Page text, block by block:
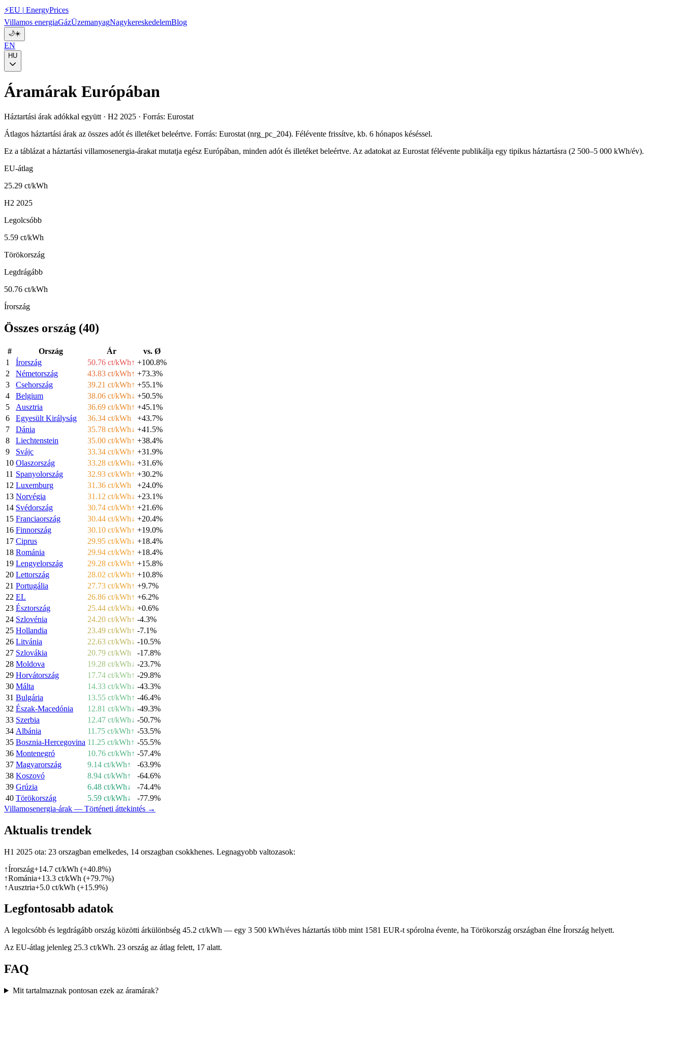
⚡EU | EnergyPrices
Villamos energiaGázÜzemanyagNagykereskedelemBlog
🌙☀️
EN
HU
Áramárak Európában
Háztartási árak adókkal együtt · H2 2025 · Forrás: Eurostat
Átlagos háztartási árak az összes adót és illetéket beleértve. Forrás: Eurostat (nrg_pc_204). Félévente frissítve, kb. 6 hónapos késéssel.
Ez a táblázat a háztartási villamosenergia-árakat mutatja egész Európában, minden adót és illetéket beleértve. Az adatokat az Eurostat félévente publikálja egy tipikus háztartásra (2 500–5 000 kWh/év).
EU-átlag
25.29 ct/kWh
H2 2025
Legolcsóbb
5.59 ct/kWh
Törökország
Legdrágább
50.76 ct/kWh
Írország
Összes ország (40)
# Ország Ár
vs. Ø
1
Írország 50.76 ct/kWh↑ +100.8%
2
Németország 43.83 ct/kWh↑ +73.3%
3
Csehország 39.21 ct/kWh↑ +55.1%
4
Belgium 38.06 ct/kWh↓ +50.5%
5
Ausztria 36.69 ct/kWh↑ +45.1%
6
Egyesült Királyság 36.34 ct/kWh
+43.7%
7
Dánia 35.78 ct/kWh↓ +41.5%
8
Liechtenstein 35.00 ct/kWh↑ +38.4%
9
Svájc 33.34 ct/kWh↑ +31.9%
10 Olaszország 33.28 ct/kWh↓ +31.6%
11 Spanyolország 32.93 ct/kWh↑ +30.2%
12 Luxemburg 31.36 ct/kWh
+24.0%
13 Norvégia 31.12 ct/kWh↓ +23.1%
14 Svédország 30.74 ct/kWh↑ +21.6%
15 Franciaország 30.44 ct/kWh↓ +20.4%
16 Finnország 30.10 ct/kWh↑ +19.0%
17 Ciprus 29.95 ct/kWh↓ +18.4%
18 Románia 29.94 ct/kWh↑ +18.4%
19 Lengyelország 29.28 ct/kWh↑ +15.8%
20 Lettország 28.02 ct/kWh↑ +10.8%
21 Portugália 27.73 ct/kWh↑ +9.7%
22 EL 26.86 ct/kWh↑ +6.2%
23 Észtország 25.44 ct/kWh↓ +0.6%
24 Szlovénia 24.20 ct/kWh↑ -4.3%
25 Hollandia 23.49 ct/kWh↑ -7.1%
26 Litvánia 22.63 ct/kWh↓ -10.5%
27 Szlovákia 20.79 ct/kWh
-17.8%
28 Moldova 19.28 ct/kWh↓ -23.7%
29 Horvátország 17.74 ct/kWh↑ -29.8%
30 Málta 14.33 ct/kWh↓ -43.3%
31 Bulgária 13.55 ct/kWh↑ -46.4%
32 Észak-Macedónia 12.81 ct/kWh↓ -49.3%
33 Szerbia 12.47 ct/kWh↓ -50.7%
34 Albánia 11.75 ct/kWh↑ -53.5%
35 Bosznia-Hercegovina 11.25 ct/kWh↑ -55.5%
36 Montenegró 10.76 ct/kWh↑ -57.4%
37 Magyarország 9.14 ct/kWh↑
-63.9%
38 Koszovó 8.94 ct/kWh↑
-64.6%
39 Grúzia 6.48 ct/kWh↓
-74.4%
40 Törökország 5.59 ct/kWh↓
-77.9%
Villamosenergia-árak — Történeti áttekintés →
Aktualis trendek
H1 2025 ota: 23 orszagban emelkedes, 14 orszagban csokkhenes. Legnagyobb valtozasok:
↑Írország+14.7 ct/kWh (+40.8%)
↑Románia+13.3 ct/kWh (+79.7%)
↑Ausztria+5.0 ct/kWh (+15.9%)
Legfontosabb adatok
A legolcsóbb és legdrágább ország közötti árkülönbség 45.2 ct/kWh — egy 3 500 kWh/éves háztartás több mint 1581 EUR-t spórolna évente, ha Törökország országban élne Írország helyett.
Az EU-átlag jelenleg 25.3 ct/kWh. 23 ország az átlag felett, 17 alatt.
FAQ
Mit tartalmaznak pontosan ezek az áramárak?